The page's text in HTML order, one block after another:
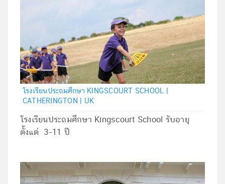
โรงเรียนประถมศึกษา KINGSCOURT SCHOOL |
CATHERINGTON | UK
โรงเรียนประถมศึกษา Kingscourt School รับอายุ
ตั้งแต่ 3-11 ปี